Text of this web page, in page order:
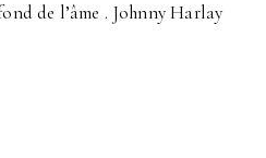
de l’âme . Johnny Harlay